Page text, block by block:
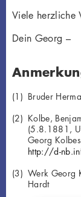
Viele herzliche
Dein Georg –
Bruder
Kolbe,
(5.8.1881,
Georg
http://d-
Werk Georg
Hardt